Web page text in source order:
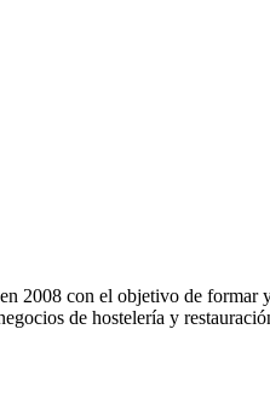
2008 con el objetivo de
de hostelería y